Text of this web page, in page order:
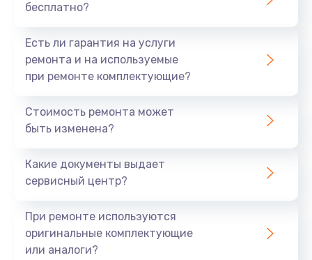
бесплатно?
Есть ли гарантия на услуги
ремонта и на используемые
при ремонте комплектующие?
Стоимость ремонта может
быть изменена?
Какие документы выдает
сервисный центр?
При ремонте используются
оригинальные комплектующие
или аналоги?